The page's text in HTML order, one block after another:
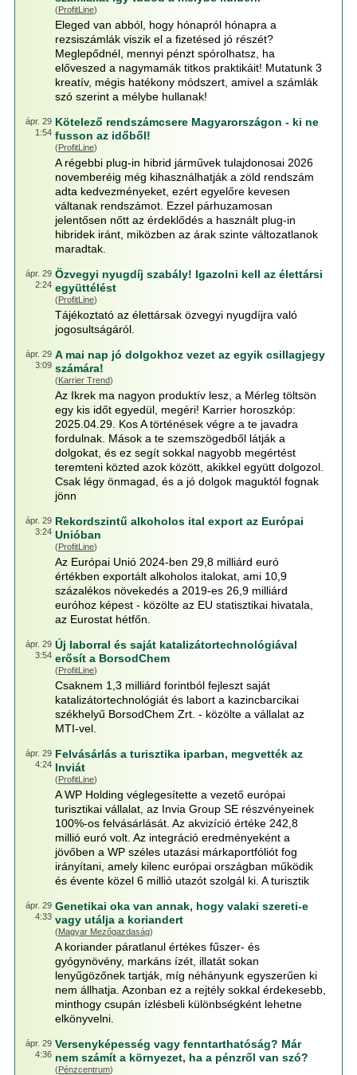
(ProfitLine)
Eleged van abból, hogy hónapról hónapra a
rezsiszámlák viszik el a fizetésed jó részét?
Meglepődnél, mennyi pénzt spórolhatsz, ha
előveszed a nagymamák titkos praktikáit! Mutatunk 3
kreatív, mégis hatékony módszert, amivel a számlák
szó szerint a mélybe hullanak!
ápr. 29
1:54
Kötelező rendszámcsere Magyarországon - ki ne
fusson az időből!
(ProfitLine)
A régebbi plug-in hibrid járművek tulajdonosai 2026
novemberéig még kihasználhatják a zöld rendszám
adta kedvezményeket, ezért egyelőre kevesen
váltanak rendszámot. Ezzel párhuzamosan
jelentősen nőtt az érdeklődés a használt plug-in
hibridek iránt, miközben az árak szinte változatlanok
maradtak.
ápr. 29
2:24
Özvegyi nyugdíj szabály! Igazolni kell az élettársi
együttélést
(ProfitLine)
Tájékoztató az élettársak özvegyi nyugdíjra való
jogosultságáról.
ápr. 29
3:09
A mai nap jó dolgokhoz vezet az egyik csillagjegy
számára!
(Karrier Trend)
Az Ikrek ma nagyon produktív lesz, a Mérleg töltsön
egy kis időt egyedül, megéri! Karrier horoszkóp:
2025.04.29. Kos A történések végre a te javadra
fordulnak. Mások a te szemszögedből látják a
dolgokat, és ez segít sokkal nagyobb megértést
teremteni közted azok között, akikkel együtt dolgozol.
Csak légy önmagad, és a jó dolgok maguktól fognak
jönn
ápr. 29
3:24
Rekordszintű alkoholos ital export az Európai
Unióban
(ProfitLine)
Az Európai Unió 2024-ben 29,8 milliárd euró
értékben exportált alkoholos italokat, ami 10,9
százalékos növekedés a 2019-es 26,9 milliárd
euróhoz képest - közölte az EU statisztikai hivatala,
az Eurostat hétfőn.
ápr. 29
3:54
Új laborral és saját katalizátortechnológiával
erősít a BorsodChem
(ProfitLine)
Csaknem 1,3 milliárd forintból fejleszt saját
katalizátortechnológiát és labort a kazincbarcikai
székhelyű BorsodChem Zrt. - közölte a vállalat az
MTI-vel.
ápr. 29
4:24
Felvásárlás a turisztika iparban, megvették az
Inviát
(ProfitLine)
A WP Holding véglegesítette a vezető európai
turisztikai vállalat, az Invia Group SE részvényeinek
100%-os felvásárlását. Az akvizíció értéke 242,8
millió euró volt. Az integráció eredményeként a
jövőben a WP széles utazási márkaportfóliót fog
irányítani, amely kilenc európai országban működik
és évente közel 6 millió utazót szolgál ki. A turisztik
ápr. 29
4:33
Genetikai oka van annak, hogy valaki szereti-e
vagy utálja a koriandert
(Magyar Mezőgazdaság)
A koriander páratlanul értékes fűszer- és
gyógynövény, markáns ízét, illatát sokan
lenyűgözőnek tartják, míg néhányunk egyszerűen ki
nem állhatja. Azonban ez a rejtély sokkal érdekesebb,
minthogy csupán ízlésbeli különbségként lehetne
elkönyvelni.
ápr. 29
4:36
Versenyképesség vagy fenntarthatóság? Már
nem számít a környezet, ha a pénzről van szó?
(Pénzcentrum)